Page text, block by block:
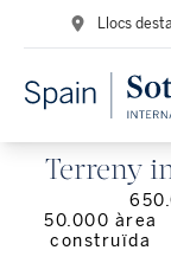
Llocs
Terreny
50.000
50.000 àrea
construïda